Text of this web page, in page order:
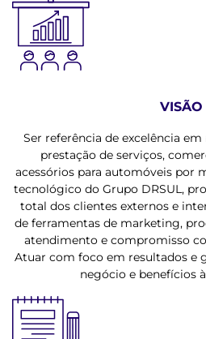
VISÃO
Ser referência de excelência
prestação de serviços,
acessórios para automóveis por
tecnológico do Grupo DRSUL,
total dos clientes externos e
de ferramentas de marketing,
atendimento e compromisso
Atuar com foco em resultados e
negócio e benefícios